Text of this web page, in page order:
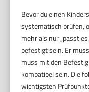
Bevor du einen
systematisch prüfen,
mehr als nur „passt
befestigt sein. Er
muss mit den
kompatibel sein. Die
wichtigsten